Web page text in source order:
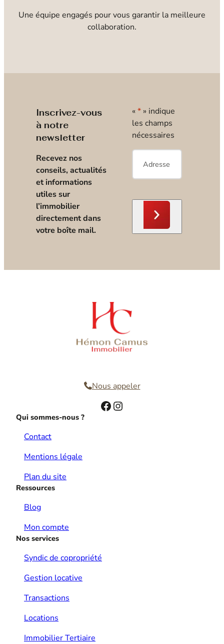
Une équipe engagés pour vous garantir la meilleure
collaboration.
Inscrivez-vous
à notre
newsletter
Recevez nos
conseils, actualités
et informations
utiles sur
l’immobilier
directement dans
votre boîte mail.
« * » indique
les champs
nécessaires
E-
mail*
Nous appeler
Facebook Instagram
Qui sommes-nous ?
Contact
Mentions légale
Plan du site
Ressources
Blog
Mon compte
Nos services
Syndic de copropriété
Gestion locative
Transactions
Locations
Immobilier Tertiaire